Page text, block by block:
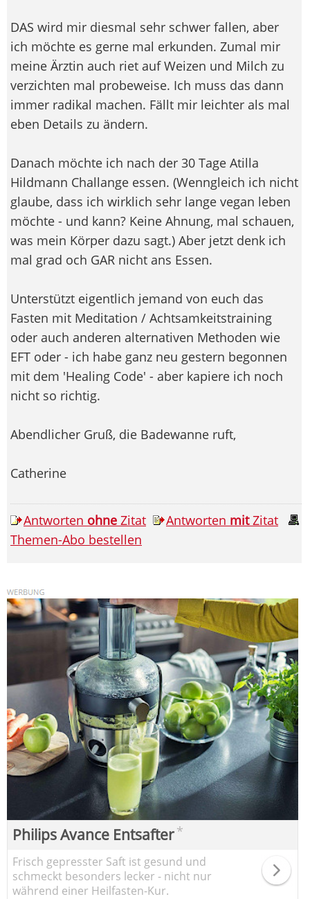
DAS wird mir diesmal sehr schwer fallen, aber
ich möchte es gerne mal erkunden. Zumal mir
meine Ärztin auch riet auf Weizen und Milch zu
verzichten mal probeweise. Ich muss das dann
immer radikal machen. Fällt mir leichter als mal
eben Details zu ändern.
Danach möchte ich nach der 30 Tage Atilla
Hildmann Challange essen. (Wenngleich ich nicht
glaube, dass ich wirklich sehr lange vegan leben
möchte - und kann? Keine Ahnung, mal schauen,
was mein Körper dazu sagt.) Aber jetzt denk ich
mal grad och GAR nicht ans Essen.
Unterstützt eigentlich jemand von euch das
Fasten mit Meditation / Achtsamkeitstraining
oder auch anderen alternativen Methoden wie
EFT oder - ich habe ganz neu gestern begonnen
mit dem 'Healing Code' - aber kapiere ich noch
nicht so richtig.
Abendlicher Gruß, die Badewanne ruft,
Catherine
Antworten ohne Zitat Antworten mitZitat
Themen-Abo bestellen
Philips Avance Entsafter*
Frisch gepresster Saft ist gesund und
schmeckt besonders lecker - nicht nur
während einer Heilfasten-Kur.